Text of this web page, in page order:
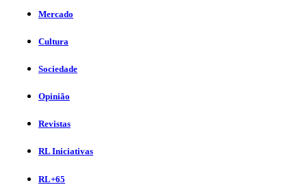
Mercado
Cultura
Sociedade
Opinião
Revistas
RL Iniciativas
RL+65